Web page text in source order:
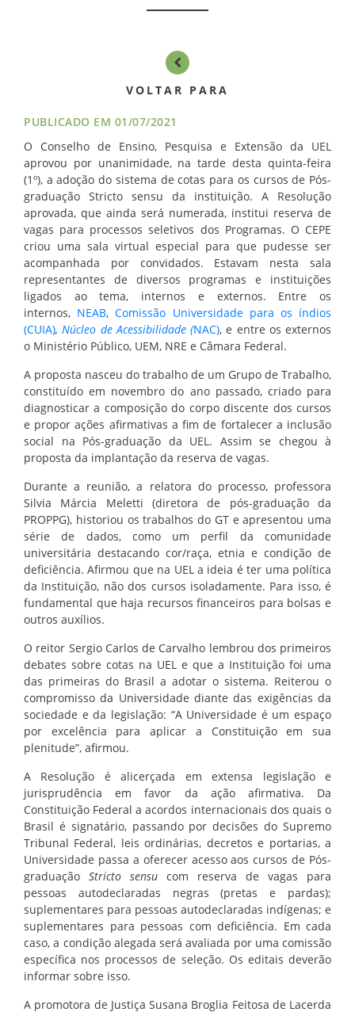
VOLTAR PARA
PUBLICADO EM 01/07/2021
O Conselho de Ensino, Pesquisa e Extensão da UEL
aprovou por unanimidade, na tarde desta quinta-feira
(1º), a adoção do sistema de cotas para os cursos de Pós-
graduação Stricto sensu da instituição. A Resolução
aprovada, que ainda será numerada, institui reserva de
vagas para processos seletivos dos Programas. O CEPE
criou uma sala virtual especial para que pudesse ser
acompanhada por convidados. Estavam nesta sala
representantes de diversos programas e instituições
ligados ao tema, internos e externos. Entre os
internos, NEAB,Comissão Universidade para os índios
(CUIA),Núcleo de Acessibilidade (NAC), e entre os externos
o Ministério Público, UEM, NRE e Câmara Federal.
A proposta nasceu do trabalho de um Grupo de Trabalho,
constituído em novembro do ano passado, criado para
diagnosticar a composição do corpo discente dos cursos
e propor ações afirmativas a fim de fortalecer a inclusão
social na Pós-graduação da UEL. Assim se chegou à
proposta da implantação da reserva de vagas.
Durante a reunião, a relatora do processo, professora
Silvia Márcia Meletti (diretora de pós-graduação da
PROPPG), historiou os trabalhos do GT e apresentou uma
série de dados, como um perfil da comunidade
universitária destacando cor/raça, etnia e condição de
deficiência. Afirmou que na UEL a ideia é ter uma política
da Instituição, não dos cursos isoladamente. Para isso, é
fundamental que haja recursos financeiros para bolsas e
outros auxílios.
O reitor Sergio Carlos de Carvalho lembrou dos primeiros
debates sobre cotas na UEL e que a Instituição foi uma
das primeiras do Brasil a adotar o sistema. Reiterou o
compromisso da Universidade diante das exigências da
sociedade e da legislação: “A Universidade é um espaço
por excelência para aplicar a Constituição em sua
plenitude”, afirmou.
A Resolução é alicerçada em extensa legislação e
jurisprudência em favor da ação afirmativa. Da
Constituição Federal a acordos internacionais dos quais o
Brasil é signatário, passando por decisões do Supremo
Tribunal Federal, leis ordinárias, decretos e portarias, a
Universidade passa a oferecer acesso aos cursos de Pós-
graduação Stricto sensu com reserva de vagas para
pessoas autodeclaradas negras (pretas e pardas);
suplementares para pessoas autodeclaradas indígenas; e
suplementares para pessoas com deficiência. Em cada
caso, a condição alegada será avaliada por uma comissão
específica nos processos de seleção. Os editais deverão
informar sobre isso.
A promotora de Justiça Susana Broglia Feitosa de Lacerda